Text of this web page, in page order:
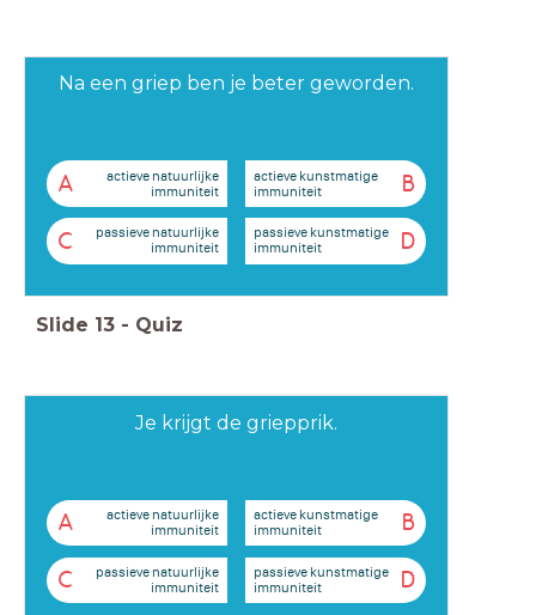
Na een griep ben je beter geworden.
A
actieve natuurlijke
immuniteit
B
actieve kunstmatige
immuniteit
C
passieve natuurlijke
immuniteit
D
passieve kunstmatige
immuniteit
Slide 13 - Quiz
Je krijgt de griepprik.
A
actieve natuurlijke
immuniteit
B
actieve kunstmatige
immuniteit
C
passieve natuurlijke
immuniteit
D
passieve kunstmatige
immuniteit